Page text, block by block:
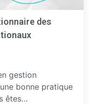
des
gestion
bonne pratique
êtes…